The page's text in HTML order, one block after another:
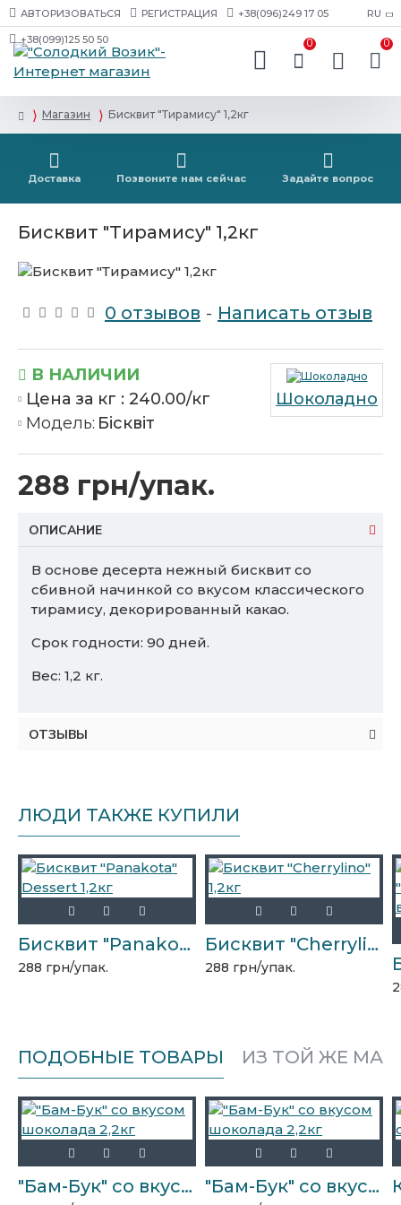
АВТОРИЗОВАТЬСЯ РЕГИСТРАЦИЯ +38(096)249 17 05
+38(099)125 50 50
RU
0 0
Магазин Бисквит "Тирамису" 1,2кг
Доставка Позвоните нам сейчас Задайте вопрос
Бисквит "Тирамису" 1,2кг
0 отзывов - Написать отзыв
288 грн/упак.
В НАЛИЧИИ
Цена за кг : 240.00/кг
Модель: Бісквіт
Шоколадно
ОПИСАНИЕ
В основе десерта нежный бисквит со
сбивной начинкой со вкусом классического
тирамису, декорированный какао.
Срок годности: 90 дней.
Вес: 1,2 кг.
ОТЗЫВЫ
ЛЮДИ ТАКЖЕ КУПИЛИ
Бисквит "Panakota" Dessert 1,2кг
288 грн/упак.
Бисквит "Cherrylino" 1,2кг
288 грн/упак.
ПОДОБНЫЕ ТОВАРЫ ИЗ ТОЙ ЖЕ
"Бам-Бук" со вкусом шоколада 2,2кг "Бам-Бук" со вкусом шоколада 2,2кг